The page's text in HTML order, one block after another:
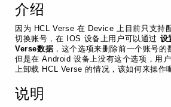
介绍
因为 HCL Verse 在 Device
上目前只支持
切换账号，在
IOS 设备上用户可以通过 设
Verse数据 ，这个选项来删除前一个账号的
但是在Android设备上没有这个选项，用
上卸载 HCL Verse的情况，该如何来操作
说明